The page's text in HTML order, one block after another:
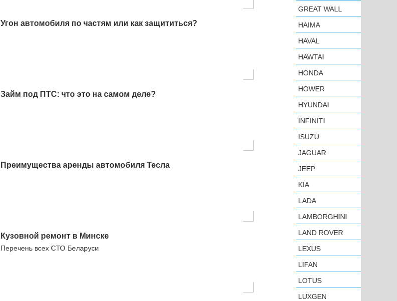
Угон автомобиля по частям или как защититься?
Займ под ПТС: что это на самом деле?
Преимущества аренды автомобиля Тесла
Кузовной ремонт в Минске
Перечень всех СТО Беларуси
GREAT WALL
HAIMA
HAVAL
HAWTAI
HONDA
HOWER
HYUNDAI
INFINITI
ISUZU
JAGUAR
JEEP
KIA
LADA
LAMBORGHINI
LAND ROVER
LEXUS
LIFAN
LOTUS
LUXGEN